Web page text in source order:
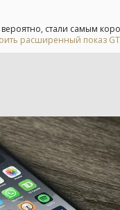
стали самым
расширенный показ